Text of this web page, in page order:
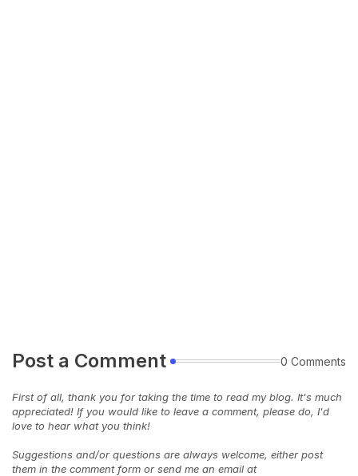
Post a Comment 0 Comments
First of all, thank you for taking the time to read my blog. It's much
appreciated! If you would like to leave a comment, please do, I'd
love to hear what you think!
Suggestions and/or questions are always welcome, either post
them in the comment form or send me an email at